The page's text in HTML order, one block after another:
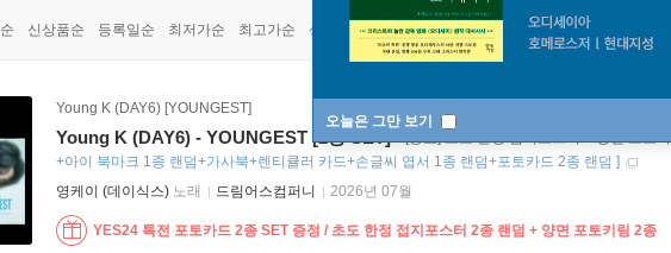
오늘은 그만 보기
신상품순 등록일순 최저가순 최고가순 상품명순
Young K (DAY6) [YOUNGEST]
Young K (DAY6) - YOUNGEST [2종 SET] * [종료] 초도 한정 접지포스터 + 양면 포토
+아이 북마크 1종 랜덤+가사북+렌티큘러 카드+손글씨 엽서 1종 랜덤+포토카드 2종 랜덤 ]
영케이 (데이식스) 노래 드림어스컴퍼니 2026년 07월
YES24 특전 포토카드 2종 SET 증정 / 초도 한정 접지포스터 2종 랜덤 + 양면 포토키링 2종